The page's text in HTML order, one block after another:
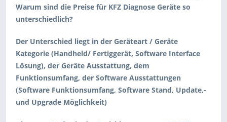
Warum sind die Preise für KFZ Diagnose Geräte so
unterschiedlich?
Der Unterschied liegt in der Geräteart / Geräte
Kategorie (Handheld/ Fertiggerät, Software Interface
Lösung), der Geräte Ausstattung, dem
Funktionsumfang, der Software Ausstattungen
(Software Funktionsumfang, Software Stand, Update,-
und Upgrade Möglichkeit)